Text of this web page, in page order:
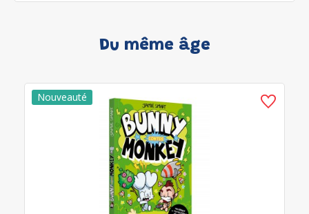
Du même âge